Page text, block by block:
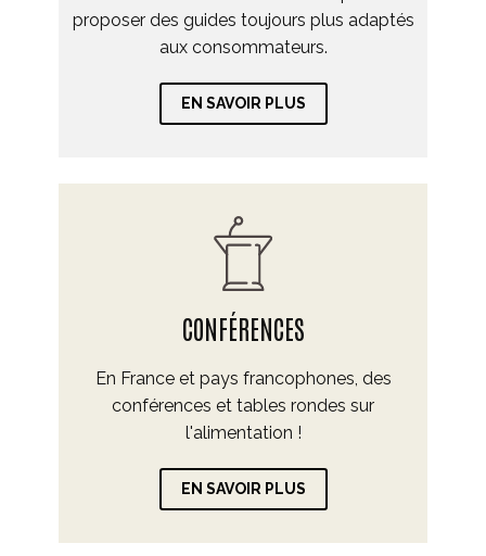
proposer des guides toujours plus adaptés
aux consommateurs.
EN SAVOIR PLUS
CONFÉRENCES
En France et pays francophones, des
conférences et tables rondes sur
l'alimentation !
EN SAVOIR PLUS